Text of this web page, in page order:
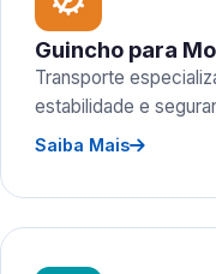
Guincho para
Transporte
estabilidade e
Saiba Mais